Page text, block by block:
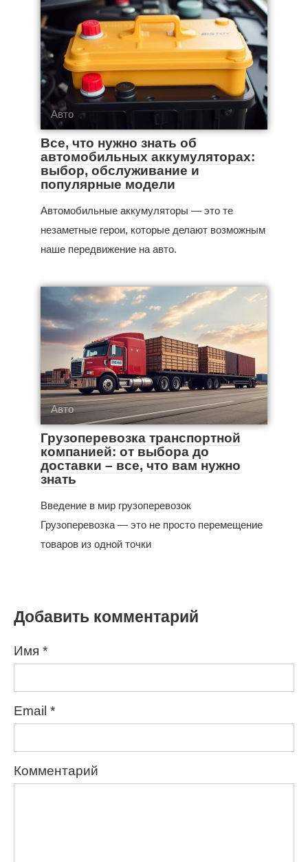
Авто
Все, что нужно знать об
автомобильных аккумуляторах:
выбор, обслуживание и
популярные модели
Автомобильные аккумуляторы — это те
незаметные герои, которые делают возможным
наше передвижение на авто.
Авто
Грузоперевозка транспортной
компанией: от выбора до
доставки – все, что вам нужно
знать
Введение в мир грузоперевозок
Грузоперевозка — это не просто перемещение
товаров из одной точки
Добавить комментарий
Имя *
Email *
Комментарий